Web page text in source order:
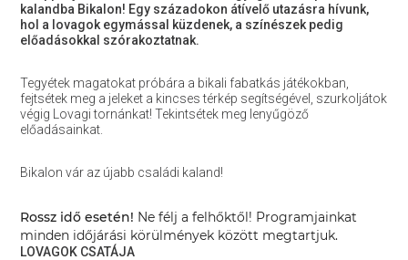
kalandba Bikalon! Egy századokon átívelő utazásra hívunk,
hol a lovagok egymással küzdenek, a színészek pedig
előadásokkal szórakoztatnak.
Tegyétek magatokat próbára a bikali fabatkás játékokban,
fejtsétek meg a jeleket a kincses térkép segítségével, szurkoljátok
végig Lovagi tornánkat! Tekintsétek meg lenyűgöző
előadásainkat.
Bikalon vár az újabb családi kaland!
Rossz idő esetén! Ne félj a felhőktől! Programjainkat
minden időjárási körülmények között megtartjuk.
LOVAGOK CSATÁJA